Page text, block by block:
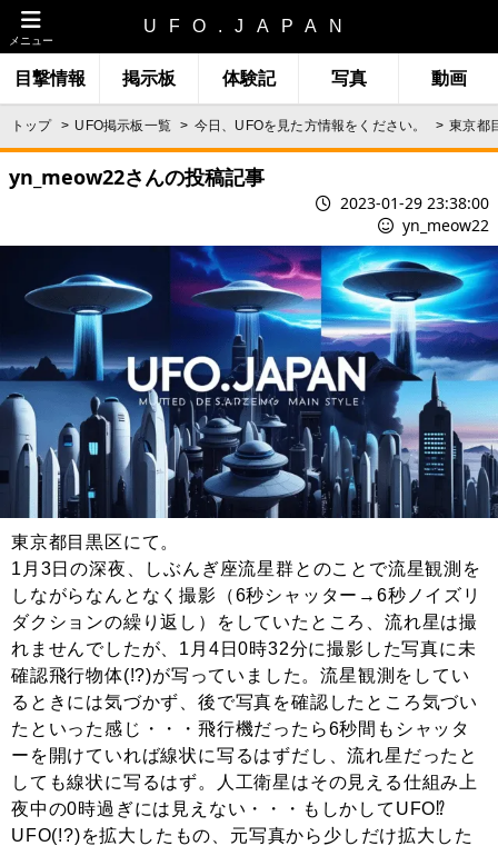
メニュー
UFO.JAPAN
目撃情報 掲示板 体験記 写真 動画
トップ UFO掲示板一覧 今日、UFOを見た方情報をください。 東京都
yn_meow22さんの投稿記事
2023-01-29 23:38:00
yn_meow22
東京都目黒区にて。
1月3日の深夜、しぶんぎ座流星群とのことで流星観測を
しながらなんとなく撮影（6秒シャッター→6秒ノイズリ
ダクションの繰り返し）をしていたところ、流れ星は撮
れませんでしたが、1月4日0時32分に撮影した写真に未
確認飛行物体(!?)が写っていました。流星観測をしてい
るときには気づかず、後で写真を確認したところ気づい
たといった感じ・・・飛行機だったら6秒間もシャッタ
ーを開けていれば線状に写るはずだし、流れ星だったと
しても線状に写るはず。人工衛星はその見える仕組み上
夜中の0時過ぎには見えない・・・もしかしてUFO⁉︎
UFO(!?)を拡大したもの、元写真から少しだけ拡大した